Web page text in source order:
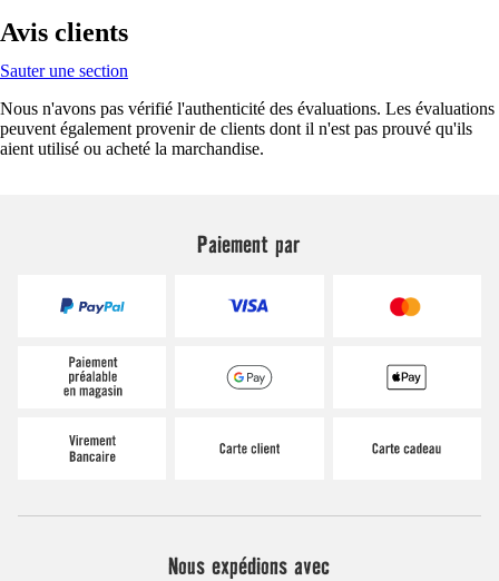
Avis clients
Sauter une section
Nous n'avons pas vérifié l'authenticité des évaluations. Les évaluations
peuvent également provenir de clients dont il n'est pas prouvé qu'ils
aient utilisé ou acheté la marchandise.
Paiement par
Nous expédions avec